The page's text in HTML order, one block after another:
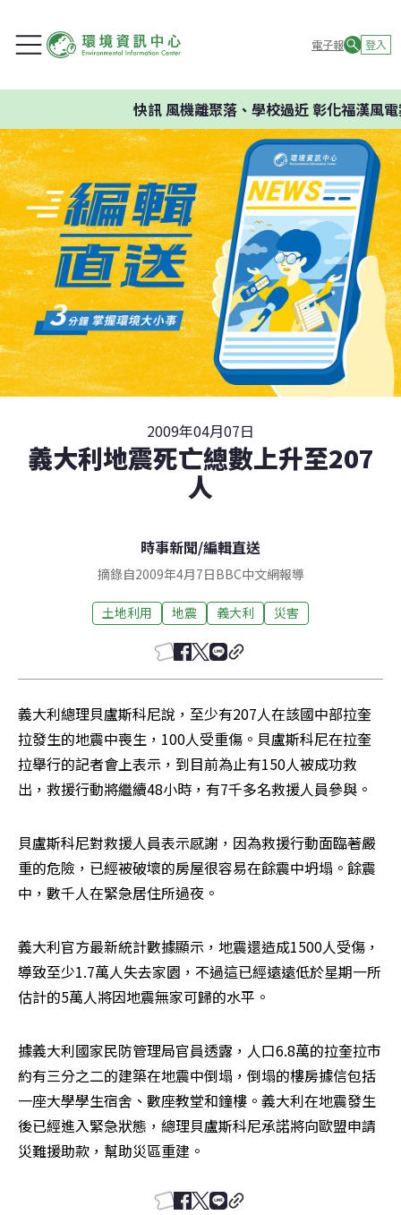
電子報 登入
快訊風機離聚落、學校過近 彰化福漢風電
2009年04月07日
義大利地震死亡總數上升至207
人
時事新聞/編輯直送
摘錄自2009年4月7日BBC中文網報導
土地利用 地震 義大利 災害
義大利總理貝盧斯科尼說，至少有207人在該國中部拉奎
拉發生的地震中喪生，100人受重傷。貝盧斯科尼在拉奎
拉舉行的記者會上表示，到目前為止有150人被成功救
出，救援行動將繼續48小時，有7千多名救援人員參與。
貝盧斯科尼對救援人員表示感謝，因為救援行動面臨著嚴
重的危險，已經被破壞的房屋很容易在餘震中坍塌。餘震
中，數千人在緊急居住所過夜。
義大利官方最新統計數據顯示，地震還造成1500人受傷，
導致至少1.7萬人失去家園，不過這已經遠遠低於星期一所
估計的5萬人將因地震無家可歸的水平。
據義大利國家民防管理局官員透露，人口6.8萬的拉奎拉市
約有三分之二的建築在地震中倒塌，倒塌的樓房據信包括
一座大學學生宿舍、數座教堂和鐘樓。義大利在地震發生
後已經進入緊急狀態，總理貝盧斯科尼承諾將向歐盟申請
災難援助款，幫助災區重建。